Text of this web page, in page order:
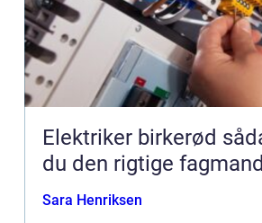
Elektriker birkerød sådan vælger
du den rigtige fagmand
Sara Henriksen